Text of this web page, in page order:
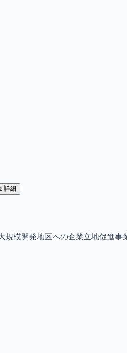
詳細
規模開発地区への企業立地促進事